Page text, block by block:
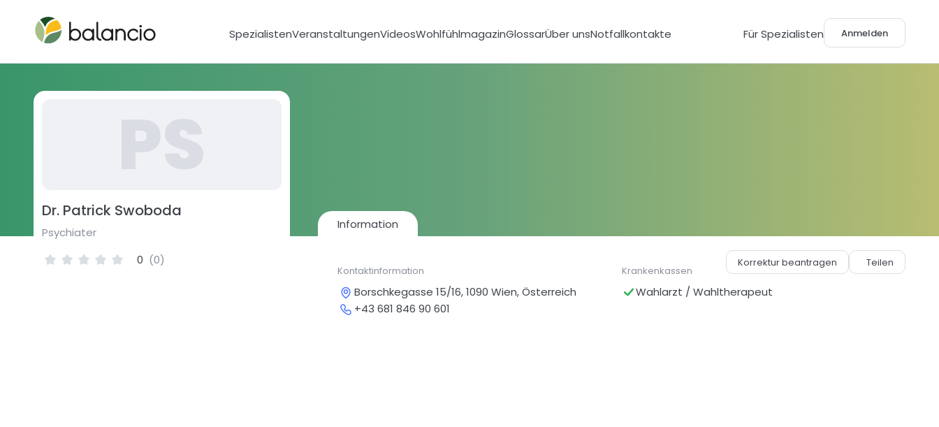
SpezialistenVeranstaltungenVideosWohlfühlmagazinGlossarÜber unsNotfallkontakte Für Spezialisten Anmelden
Dr. Patrick Swoboda
Psychiater
0 (0)
Information
Kontaktinformation
Borschkegasse 15/16, 1090 Wien, Österreich
+43 681 846 90 601
Krankenkassen
Wahlarzt / Wahltherapeut
Korrektur beantragen Teilen